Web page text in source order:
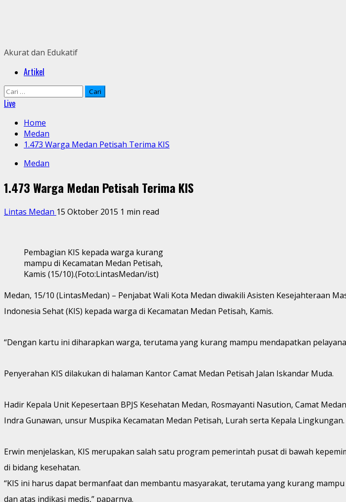
Akurat dan Edukatif
PrimaryArtikel
Cari
untuk:
Live
Home
Medan
1.473 Warga Medan Petisah Terima KIS
Medan
1.473 Warga Medan Petisah Terima KIS
Lintas Medan 15 Oktober 2015 1 min read
Pembagian KIS kepada warga kurang
mampu di Kecamatan Medan Petisah,
Kamis (15/10).(Foto:LintasMedan/ist)
Medan, 15/10 (LintasMedan) – Penjabat Wali Kota Medan diwakili Asisten Kesejahteraan
Indonesia Sehat (KIS) kepada warga di Kecamatan Medan Petisah, Kamis.
“Dengan kartu ini diharapkan warga, terutama yang kurang mampu mendapatkan
Penyerahan KIS dilakukan di halaman Kantor Camat Medan Petisah Jalan Iskandar Muda.
Hadir Kepala Unit Kepesertaan BPJS Kesehatan Medan, Rosmayanti Nasution, Camat
Indra Gunawan, unsur Muspika Kecamatan Medan Petisah, Lurah serta Kepala Lingkungan.
Erwin menjelaskan, KIS merupakan salah satu program pemerintah pusat di bawah
di bidang kesehatan.
“KIS ini harus dapat bermanfaat dan membantu masyarakat, terutama yang kurang
dan atas indikasi medis,” paparnya.